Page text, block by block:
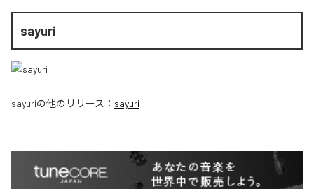
sayuri
sayuriの他のリリース： sayuri